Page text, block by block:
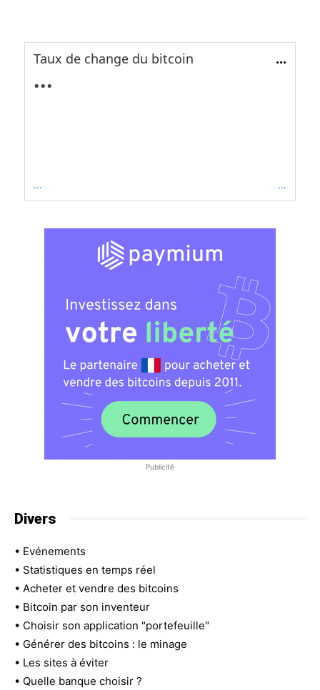
Taux de change du bitcoin ...
...
... ...
Publicité
Divers
• Evénements
• Statistiques en temps réel
• Acheter et vendre des bitcoins
• Bitcoin par son inventeur
• Choisir son application "portefeuille"
• Générer des bitcoins : le minage
• Les sites à éviter
• Quelle banque choisir ?